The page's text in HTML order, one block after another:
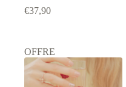
€37,90
OFFRE